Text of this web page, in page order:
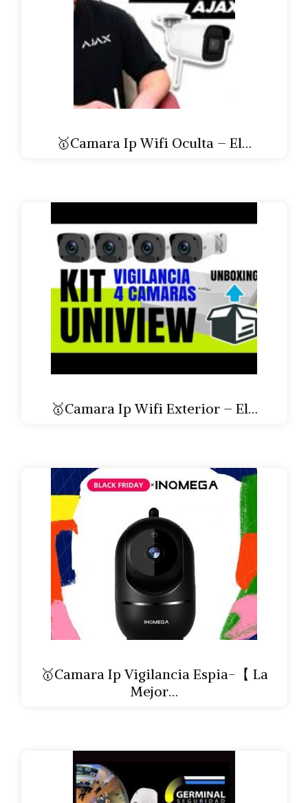
🥇Camara Ip Wifi Oculta – El…
🥇Camara Ip Wifi Exterior – El…
🥇Camara Ip Vigilancia Espia-【 La
Mejor…